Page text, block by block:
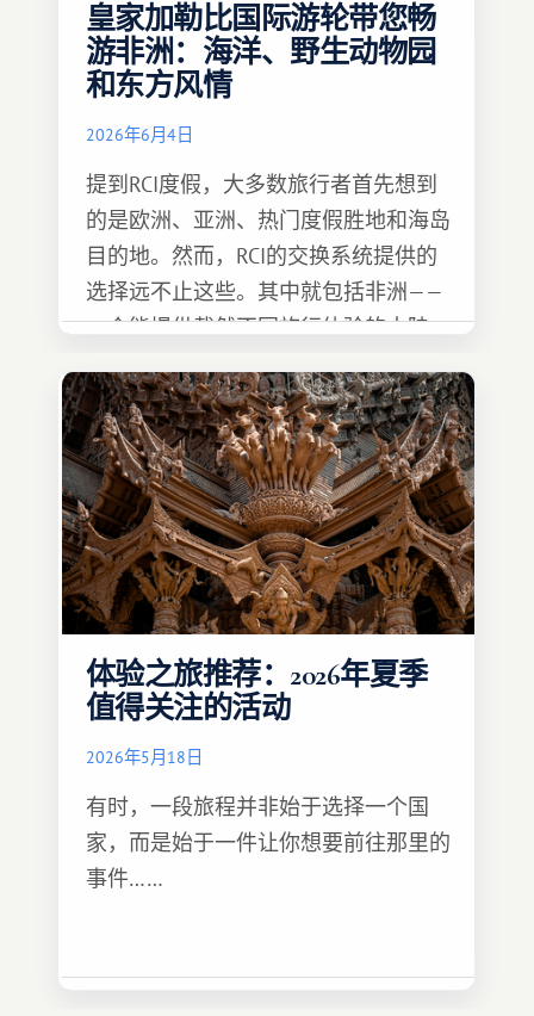
皇家加勒比国际游轮带您畅
游非洲：海洋、野生动物园
和东方风情
2026年6月4日
提到RCI度假，大多数旅行者首先想到
的是欧洲、亚洲、热门度假胜地和海岛
目的地。然而，RCI的交换系统提供的
选择远不止这些。其中就包括非洲——
一个能提供截然不同旅行体验的大陆。
体验之旅推荐：2026年夏季
值得关注的活动
2026年5月18日
有时，一段旅程并非始于选择一个国
家，而是始于一件让你想要前往那里的
事件……